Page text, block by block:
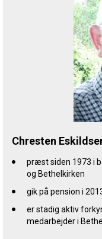
Chresten
præst siden 1973 i
og Bethelkirken
gik på pension i
er stadig aktiv
medarbejder i